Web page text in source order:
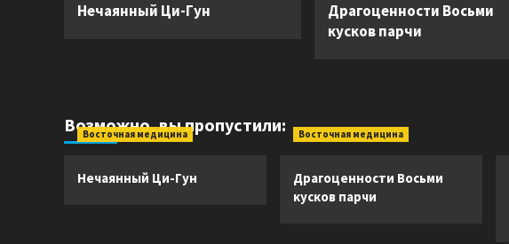
Нечаянный Ци-Гун
Драгоценности Восьми
кусков парчи
Возможно, вы пропустили:
Восточная медицина
Нечаянный Ци-Гун
Восточная медицина
Драгоценности Восьми
кусков парчи